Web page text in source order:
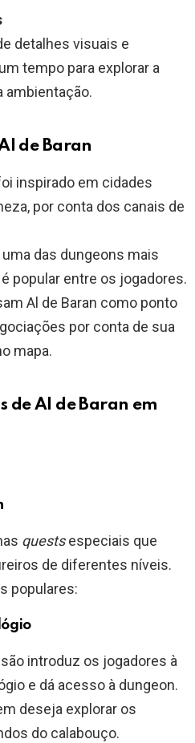
detalhes visuais e
tempo para explorar a
ambientação.
de Baran
inspirado em cidades
por conta dos canais de
das dungeons mais
popular entre os jogadores.
Al de Baran como ponto
por conta de sua
mapa.
de Al de Baran em
questsespeciais que
de diferentes níveis.
populares:
introduz os jogadores à
e dá acesso à dungeon.
deseja explorar os
do calabouço.